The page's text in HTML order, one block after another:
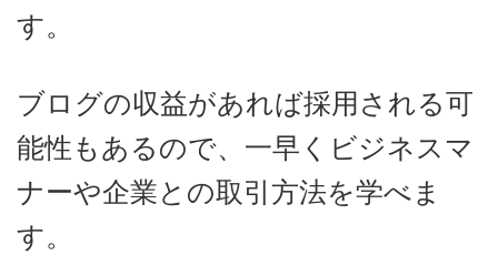
す。
ブログの収益があれば採用される可
能性もあるので、一早くビジネスマ
ナーや企業との取引方法を学べま
す。